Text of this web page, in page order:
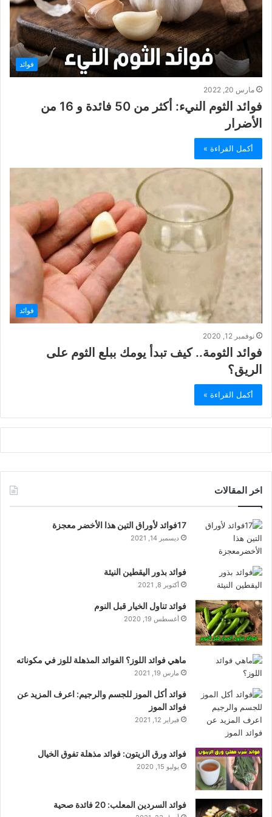
فوائد
مارس 20, 2022
فوائد الثوم النيء: أكثر من 50 فائدة و 16 من
الأضرار
أكمل القراءة »
فوائد
نوفمبر 12, 2020
فوائد الثومة.. كيف تبدأ يومك ببلع الثوم على
الريق؟
أكمل القراءة »
اخر المقالات
17فوائد لأوراق التين هذا الأخضر معجزة
ديسمبر 14, 2021
فوائد بذور اليقطين النيئة
أكتوبر 8, 2021
فوائد تناول الخيار قبل النوم
أغسطس 19, 2020
ماهي فوائد اللوز؟ الفوائد المذهلة للوز في مكوناته
مارس 19, 2021
فوائد أكل الموز للجسم والرجيم: اعرف المزيد عن
فوائد الموز
فبراير 12, 2021
فوائد ورق الزيتون: فوائد مذهلة تفوق الخيال
يوليو 15, 2020
فوائد السردين المعلب: 20 فائدة صحية